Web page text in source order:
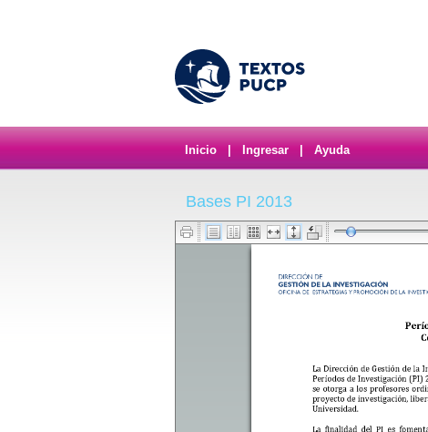
Inicio Ingresar Ayuda
Bases PI 2013